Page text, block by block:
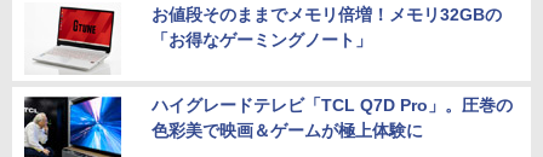
お値段そのままでメモリ倍増！メモリ32GBの
「お得なゲーミングノート」
ハイグレードテレビ「TCL Q7D Pro」。圧巻の
色彩美で映画＆ゲームが極上体験に